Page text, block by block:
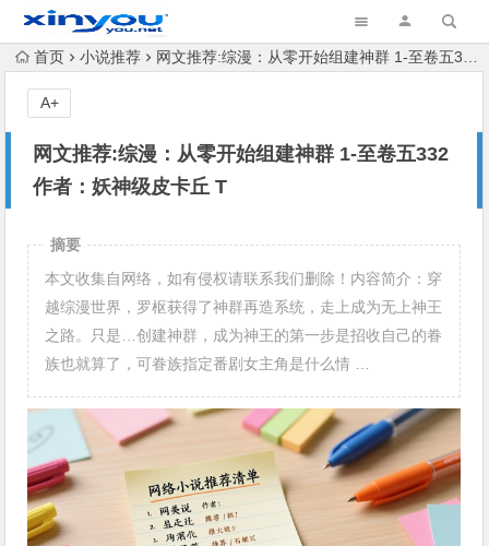
首页 小说推荐 网文推荐:综漫：从零开始组建神群 1-至卷五332 作者：妖神级皮卡丘 T
网文推荐:综漫：从零开始组建神群 1-至卷五332
作者：妖神级皮卡丘 T
A+
摘要
本文收集自网络，如有侵权请联系我们删除！内容简介：穿
越综漫世界，罗枢获得了神群再造系统，走上成为无上神王
之路。只是…创建神群，成为神王的第一步是招收自己的眷
族也就算了，可眷族指定番剧女主角是什么情 …